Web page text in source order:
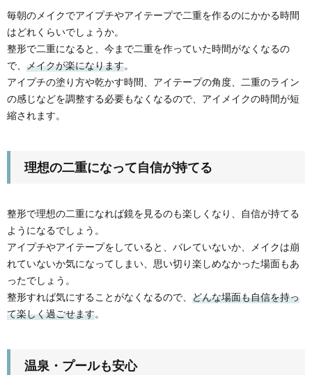
毎朝のメイクでアイプチやアイテープで二重を作るのにかかる時間
はどれくらいでしょうか。
整形で二重になると、今まで二重を作っていた時間がなくなるの
で、 メイクが楽になります。
アイプチの塗り方や乾かす時間、アイテープの角度、二重のライン
の感じなどを調整する必要もなくなるので、アイメイクの時間が短
縮されます。
理想の二重になって自信が持てる
整形で理想の二重になれば鏡を見るのも楽しくなり、自信が持てる
ようになるでしょう。
アイプチやアイテープをしていると、バレていないか、メイクは崩
れていないか気になってしまい、思い切り楽しめなかった場面もあ
ったでしょう。
整形すれば気にすることがなくなるので、 どんな場面も自信を持っ
て楽しく過ごせます。
温泉・プールも安心